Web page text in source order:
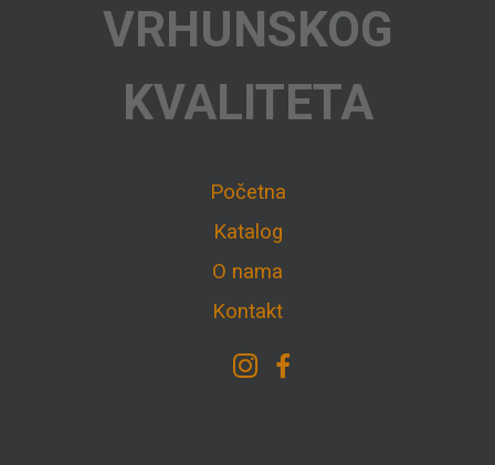
VRHUNSKOG
KVALITETA
Početna
Katalog
O nama
Kontakt